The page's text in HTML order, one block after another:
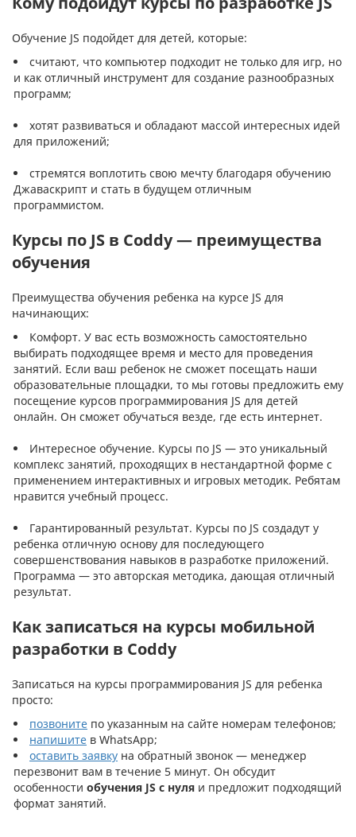
Обучение JS подойдет для детей, которые:
считают, что компьютер подходит не только для игр, но
и как отличный инструмент для создание разнообразных
программ;
хотят развиваться и обладают массой интересных идей
для приложений;
стремятся воплотить свою мечту благодаря обучению
Джаваскрипт и стать в будущем отличным
программистом.
Курсы по JS в Coddy — преимущества
обучения
Преимущества обучения ребенка на курсе JS для
начинающих:
Комфорт. У вас есть возможность самостоятельно
выбирать подходящее время и место для проведения
занятий. Если ваш ребенок не сможет посещать наши
образовательные площадки, то мы готовы предложить ему
посещение курсов программирования JS для детей
онлайн. Он сможет обучаться везде, где есть интернет.
Интересное обучение. Курсы по JS — это уникальный
комплекс занятий, проходящих в нестандартной форме с
применением интерактивных и игровых методик. Ребятам
нравится учебный процесс.
Гарантированный результат. Курсы по JS создадут у
ребенка отличную основу для последующего
совершенствования навыков в разработке приложений.
Программа — это авторская методика, дающая отличный
результат.
Как записаться на курсы мобильной
разработки в Coddy
Записаться на курсы программирования JS для ребенка
просто:
позвоните по указанным на сайте номерам телефонов;
напишите в WhatsApp;
оставить заявку на обратный звонок — менеджер
перезвонит вам в течение 5 минут. Он обсудит
особенности обучения JS с нуля и предложит подходящий
формат занятий.